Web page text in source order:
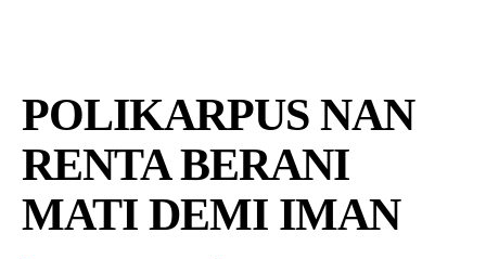
POLIKARPUS NAN
RENTA BERANI
MATI DEMI IMAN